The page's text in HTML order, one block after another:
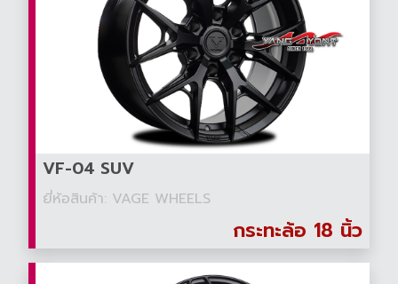
VF-04 SUV
ยี่ห้อสินค้า: VAGE WHEELS
กระทะล้อ 18 นิ้ว